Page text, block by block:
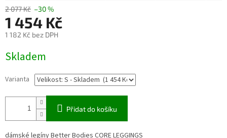
2 077 Kč –30 %
1 454 Kč
1 182 Kč bez DPH
cena:
Skladem
Varianta
Přidat do košíku
dámské legíny Better Bodies CORE LEGGINGS